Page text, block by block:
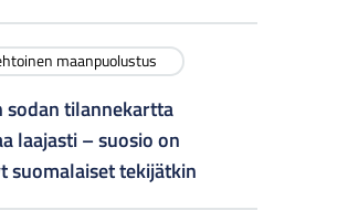
maanpuolustus
sodan tilannekartta
laajasti – suosio on
suomalaiset tekijätkin